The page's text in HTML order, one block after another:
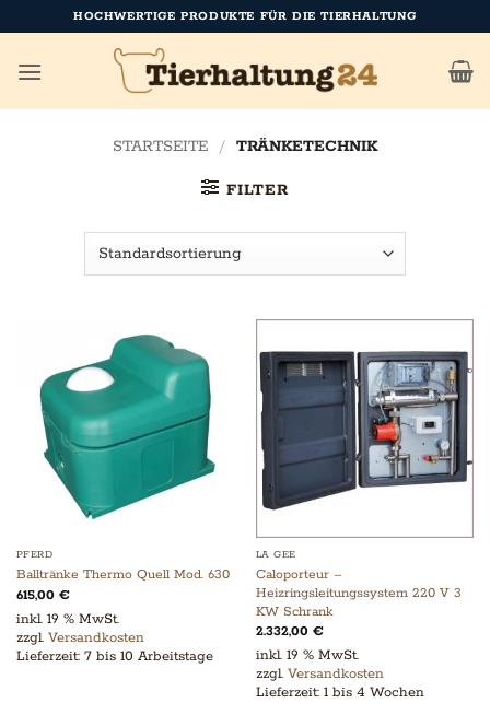
Inhalt
springen
HOCHWERTIGE PRODUKTE FÜR DIE TIERHALTUNG
STARTSEITE / TRÄNKETECHNIK
FILTER
PFERD
Balltränke Thermo Quell Mod. 630
615,00 €
inkl. 19 % MwSt.
zzgl. Versandkosten
Lieferzeit: 7 bis 10 Arbeitstage
LA GEE
Caloporteur –
Heizringsleitungssystem 220 V 3
KW Schrank
2.332,00 €
inkl. 19 % MwSt.
zzgl. Versandkosten
Lieferzeit: 1 bis 4 Wochen